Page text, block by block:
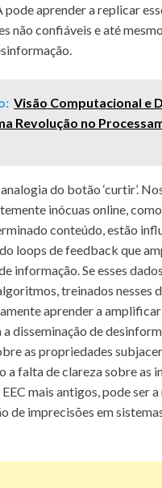
pode aprender a replicar
não confiáveis e até
Visão Computacional e
Revolução no
do botão ‘curtir’.
inócuas online,
conteúdo, estão
loops de feedback que
informação. Se esses
treinados nesses
aprender a amplificar
disseminação de
as propriedades
a falta de clareza sobre as
mais antigos, pode ser
de imprecisões em